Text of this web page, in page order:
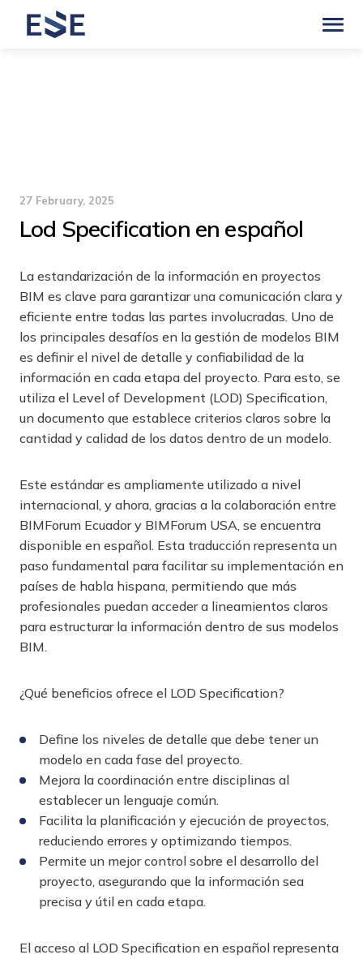
27 February, 2025
Lod Specification en español
La estandarización de la información en proyectos
BIM es clave para garantizar una comunicación clara y
eficiente entre todas las partes involucradas. Uno de
los principales desafíos en la gestión de modelos BIM
es definir el nivel de detalle y confiabilidad de la
información en cada etapa del proyecto. Para esto, se
utiliza el Level of Development (LOD) Specification,
un documento que establece criterios claros sobre la
cantidad y calidad de los datos dentro de un modelo.
Este estándar es ampliamente utilizado a nivel
internacional, y ahora, gracias a la colaboración entre
BIMForum Ecuador y BIMForum USA, se encuentra
disponible en español. Esta traducción representa un
paso fundamental para facilitar su implementación en
países de habla hispana, permitiendo que más
profesionales puedan acceder a lineamientos claros
para estructurar la información dentro de sus modelos
BIM.
¿Qué beneficios ofrece el LOD Specification?
Define los niveles de detalle que debe tener un
modelo en cada fase del proyecto.
Mejora la coordinación entre disciplinas al
establecer un lenguaje común.
Facilita la planificación y ejecución de proyectos,
reduciendo errores y optimizando tiempos.
Permite un mejor control sobre el desarrollo del
proyecto, asegurando que la información sea
precisa y útil en cada etapa.
El acceso al LOD Specification en español representa